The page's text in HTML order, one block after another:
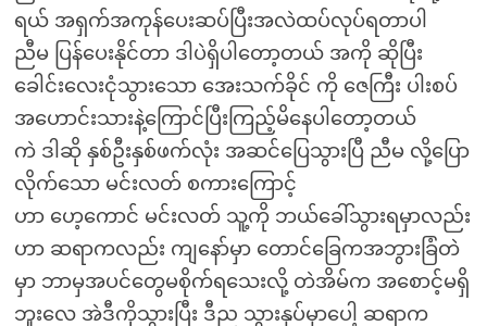
ရယ် အရှက်အကုန်ပေးဆပ်ပြီးအလဲထပ်လုပ်ရတာပါ
ညီမ ပြန်ပေးနိုင်တာ ဒါပဲရှိပါတော့တယ် အကို ဆိုပြီး
ခေါင်းလေးငုံသွားသော အေးသက်ခိုင် ကို ဇေကြီး ပါးစပ်
အဟောင်းသားနဲ့ကြောင်ပြီးကြည့်မိနေပါတော့တယ်
ကဲ ဒါဆို နှစ်ဦးနှစ်ဖက်လုံး အဆင်ပြေသွားပြီ ညီမ လို့ပြော
လိုက်သော မင်းလတ် စကားကြောင့်
ဟာ ဟေ့ကောင် မင်းလတ် သူ့ကို ဘယ်ခေါ်သွားရမှာလည်း
ဟာ ဆရာကလည်း ကျနော်မှာ တောင်ခြေကအဘွားခြံတဲ
မှာ ဘာမှအပင်တွေမစိုက်ရသေးလို့ တဲအိမ်က အစောင့်မရှိ
ဘူးလေ အဲဒီကိုသွားပြီး ဒီည သွားနှပ်မှာပေါ့ ဆရာက